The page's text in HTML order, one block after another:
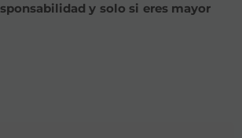
y solo si eres mayor